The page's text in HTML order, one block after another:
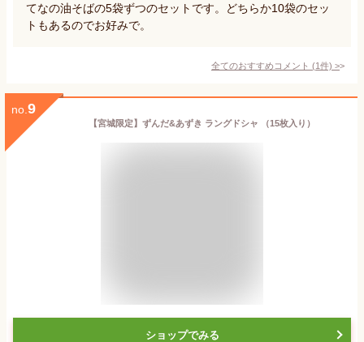
てなの油そばの5袋ずつのセットです。どちらか10袋のセッ
トもあるのでお好みで。
全てのおすすめコメント (1件) >
no. 9
【宮城限定】ずんだ&あずき ラングドシャ （15枚入り）
ショップでみる